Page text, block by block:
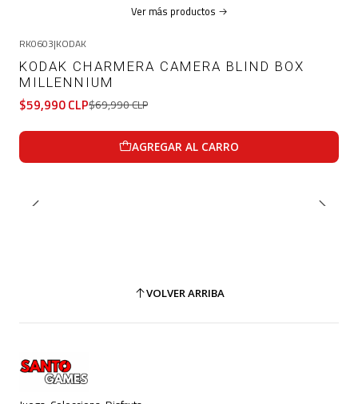
Ver más productos
RK0603|KODAK
KODAK CHARMERA CAMERA BLIND BOX
MILLENNIUM
$59,990 CLP$69,990 CLP
AGREGAR AL CARRO
VOLVER ARRIBA